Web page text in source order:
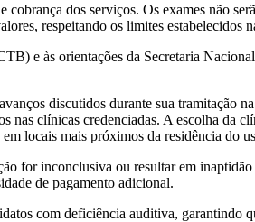
dos serviços. Os exames não
respeitando os limites estabelecidos
e às orientações da Secretaria
discutidos durante sua tramitação
nas clínicas credenciadas. A escolha
locais mais próximos da residência do
for inconclusiva ou resultar em
de pagamento adicional.
com deficiência auditiva, garantindo